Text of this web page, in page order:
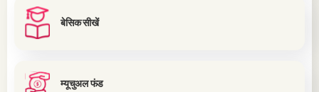
बेसिक सीखें
म्यूचुअल फंड